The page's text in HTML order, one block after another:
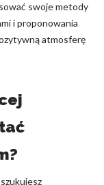
swoje metody
i proponowania
atmosferę